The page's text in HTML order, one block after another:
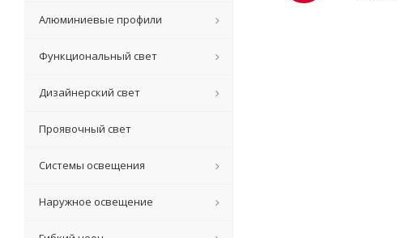
Алюминиевые профили
Функциональный свет
Дизайнерский свет
Проявочный свет
Системы освещения
Наружное освещение